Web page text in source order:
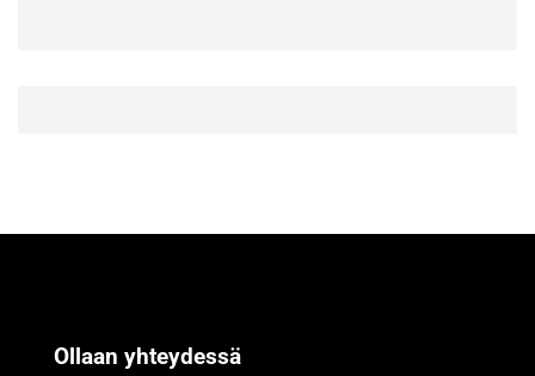
Ollaan yhteydessä